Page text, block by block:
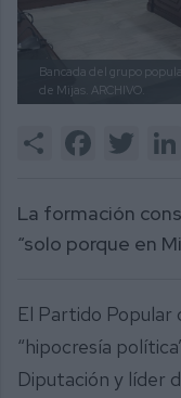
Bancada del grupo
de Mijas. ARCHIVO.
Share FacebookTwitter
La formación
“solo porque en
El Partido Popular
“hipocresía
Diputación y líder